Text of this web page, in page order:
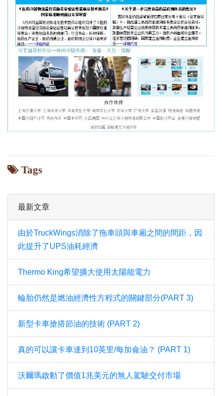
Tags
最新文章
由於TruckWings消除了拖車頭與車廂之間的間距，因
此提升了UPS油耗經濟
Thermo King希望擴大使用太陽能電力
輪胎仍然是燃油經濟性方程式的關鍵部分(PART 3)
新型卡車搶搭節油的技術 (PART 2)
真的可以讓卡車達到10英里/每加侖油？ (PART 1)
沃爾瑪啟動了價值1兆美元的無人駕駛交付市場